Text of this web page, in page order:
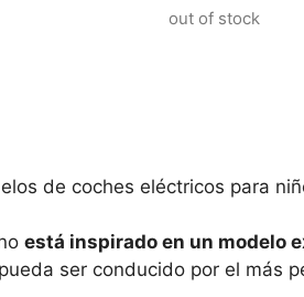
out of stock
de coches eléctricos para
está inspirado en un modelo
ser conducido por el más